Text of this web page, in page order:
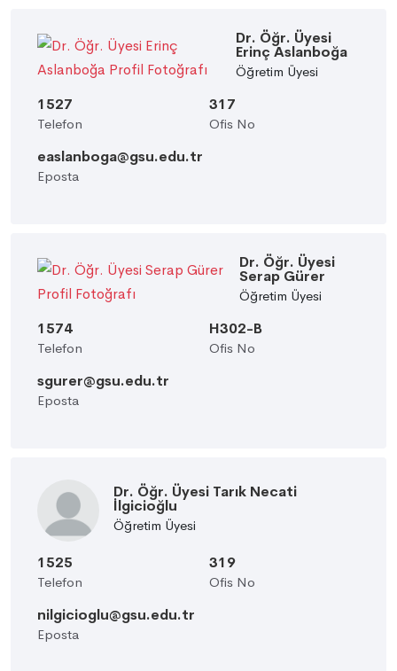
Dr. Öğr. Üyesi
Erinç Aslanboğa
Öğretim Üyesi
1527
Telefon
317
Ofis No
easlanboga@gsu.edu.tr
Eposta
Dr. Öğr. Üyesi
Serap Gürer
Öğretim Üyesi
1574
Telefon
H302-B
Ofis No
sgurer@gsu.edu.tr
Eposta
Dr. Öğr. Üyesi Tarık Necati
İlgicioğlu
Öğretim Üyesi
1525
Telefon
319
Ofis No
nilgicioglu@gsu.edu.tr
Eposta